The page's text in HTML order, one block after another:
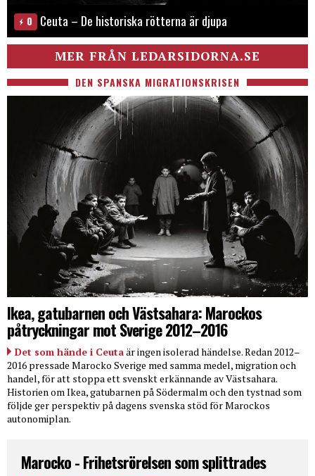
0 Ceuta – De historiska rötterna är djupa
MER FRÅN LEDARSIDORNA.SE
DEN SPANSKA MIGRATIONSKRISEN
Ikea, gatubarnen och Västsahara: Marockos
påtryckningar mot Sverige 2012–2016
Det som hände i Ceutaär ingen isolerad händelse. Redan 2012–
2016 pressade Marocko Sverige med samma medel, migration och
handel, för att stoppa ett svenskt erkännande av Västsahara.
Historien om Ikea, gatubarnen på Södermalm och den tystnad som
följde ger perspektiv på dagens svenska stöd för Marockos
autonomiplan.
Marocko - Frihetsrörelsen som splittrades